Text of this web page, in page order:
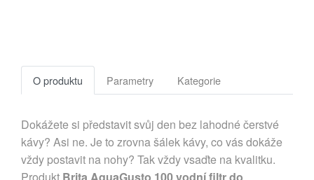
O produktu Parametry Kategorie
Dokážete si představit svůj den bez lahodné čerstvé
kávy? Asi ne. Je to zrovna šálek kávy, co vás dokáže
vždy postavit na nohy? Tak vždy vsaďte na kvalitku.